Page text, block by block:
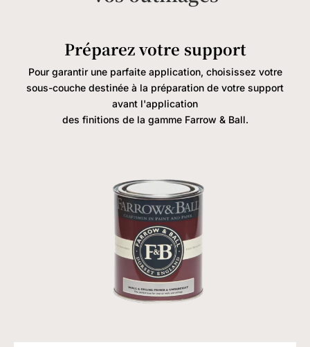
Préparez votre support
Pour garantir une parfaite application, choisissez votre
sous-couche destinée à la préparation de votre support
avant l'application
des finitions de la gamme Farrow & Ball.